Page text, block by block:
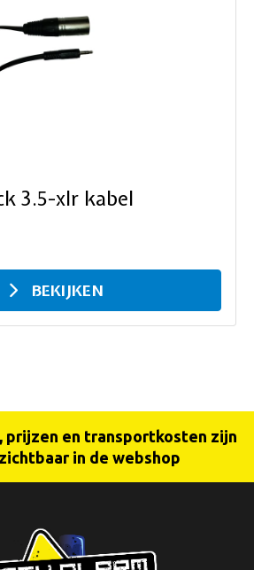
3.5-xlr kabel
BEKIJKEN
prijzen en transportkosten zijn
in de webshop